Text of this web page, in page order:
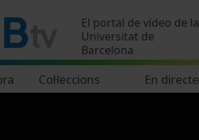
El portal de vídeo de la
Universitat de
Barcelona
Col·leccions En directe